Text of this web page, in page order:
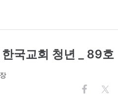
국교회 청년 _ 89호